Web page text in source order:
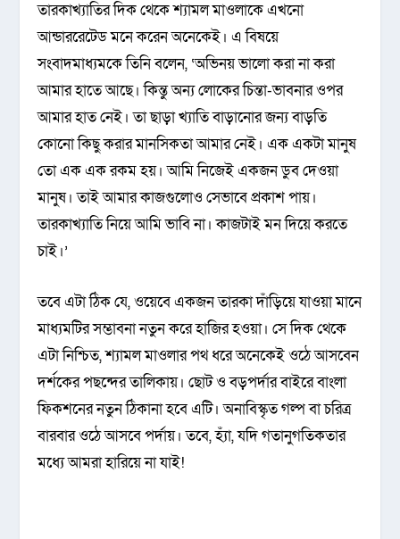
তারকাখ্যাতির দিক থেকে শ্যামল মাওলাকে এখনো
আন্ডাররেটেড মনে করেন অনেকেই। এ বিষয়ে
সংবাদমাধ্যমকে তিনি বলেন, ‘অভিনয় ভালো করা না করা
আমার হাতে আছে। কিন্তু অন্য লোকের চিন্তা-ভাবনার ওপর
আমার হাত নেই। তা ছাড়া খ্যাতি বাড়ানোর জন্য বাড়তি
কোনো কিছু করার মানসিকতা আমার নেই। এক একটা মানুষ
তো এক এক রকম হয়। আমি নিজেই একজন ডুব দেওয়া
মানুষ। তাই আমার কাজগুলোও সেভাবে প্রকাশ পায়।
তারকাখ্যাতি নিয়ে আমি ভাবি না। কাজটাই মন দিয়ে করতে
চাই।’
তবে এটা ঠিক যে, ওয়েবে একজন তারকা দাঁড়িয়ে যাওয়া মানে
মাধ্যমটির সম্ভাবনা নতুন করে হাজির হওয়া। সে দিক থেকে
এটা নিশ্চিত, শ্যামল মাওলার পথ ধরে অনেকেই ওঠে আসবেন
দর্শকের পছন্দের তালিকায়। ছোট ও বড়পর্দার বাইরে বাংলা
ফিকশনের নতুন ঠিকানা হবে এটি। অনাবিস্কৃত গল্প বা চরিত্র
বারবার ওঠে আসবে পর্দায়। তবে, হ্যাঁ, যদি গতানুগতিকতার
মধ্যে আমরা হারিয়ে না যাই!